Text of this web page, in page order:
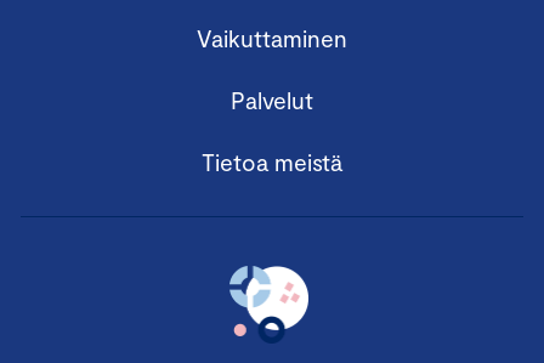
Vaikuttaminen
Palvelut
Tietoa meistä